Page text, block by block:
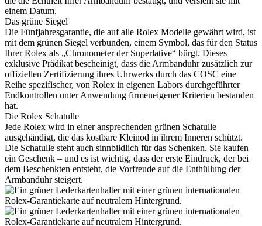
einem Datum.
Das grüne Siegel
Die Fünfjahresgarantie, die auf alle Rolex Modelle gewährt wird, ist
mit dem grünen Siegel verbunden, einem Symbol, das für den Status
IhrerRolex als „Chronometer der Superlative“ bürgt. Dieses
exklusive Prädikat bescheinigt, dass die Armbanduhr zusätzlich zur
offiziellen Zertifizierung ihres Uhrwerks durch das COSC eine
Reihe spezifischer, von Rolex in eigenen Labors durchgeführter
Endkontrollen unter Anwendung firmeneigener Kriterien bestanden
hat.
Die Rolex Schatulle
Jede Rolex wird in einer ansprechenden grünen Schatulle
ausgehändigt, die das kostbare Kleinod in ihrem Inneren schützt.
Die Schatulle steht auch sinnbildlich für das Schenken. Sie kaufen
ein Geschenk – und es ist wichtig, dass der erste Eindruck, der bei
dem Beschenkten entsteht, die Vorfreude auf die Enthüllung der
Armbanduhr steigert.